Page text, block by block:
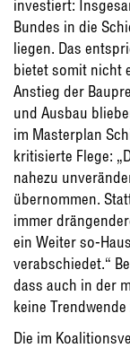
investiert:
Bundes in die
liegen. Das
bietet somit nicht
Anstieg der
und Ausbau
im Masterplan
kritisierte Flege:
nahezu
übernommen.
immer
ein Weiter so-
verabschiedet.“
dass auch in der
keine
Die im